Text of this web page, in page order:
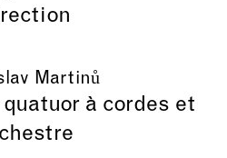
Martinů
à cordes et